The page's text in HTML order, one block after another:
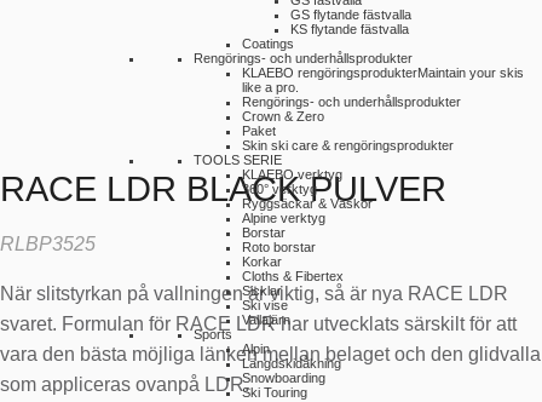
GS flytande fästvalla
KS flytande fästvalla
Coatings
Rengörings- och underhållsprodukter
KLAEBO rengöringsprodukterMaintain your skis
like a pro.
Rengörings- och underhållsprodukter
Crown & Zero
Paket
Skin ski care & rengöringsprodukter
TOOLS SERIE
KLAEBO verktyg
360° verktyg
Ryggsäckar & Väskor
Alpine verktyg
Borstar
Roto borstar
Korkar
Cloths & Fibertex
Sicklar
Ski vise
Vallajärn
Sports
Alpin
Längdskidåkning
Snowboarding
Ski Touring
RACE LDR BLACK PULVER
RLBP3525
När slitstyrkan på vallningen är viktig, så är nya RACE LDR
svaret. Formulan för RACE LDR har utvecklats särskilt för att
vara den bästa möjliga länken mellan belaget och den glidvalla
som appliceras ovanpå LDR.